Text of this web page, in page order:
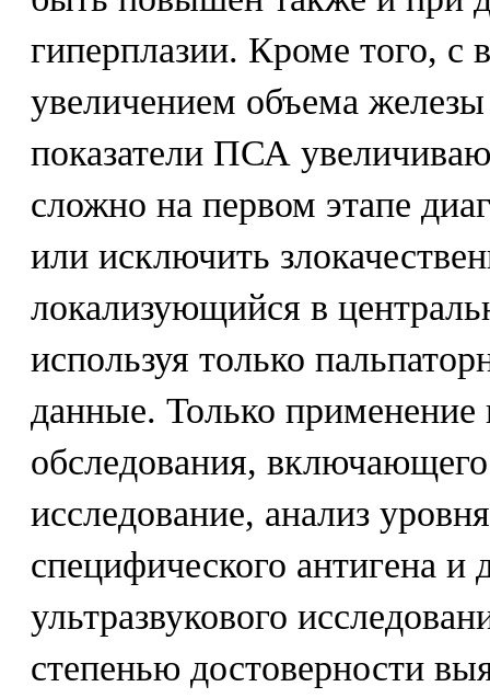
гиперплазии. Кроме того, с
увеличением объема
показатели ПСА
сложно на первом этапе
или исключить
локализующийся в
используя только
данные. Только применение
обследования,
исследование, анализ
специфического антигена и
ультразвукового
степенью достоверности